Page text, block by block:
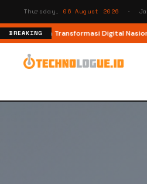
Thursday, 06 August 2026 ·
BREAKINGTransformasi Digital Nasional